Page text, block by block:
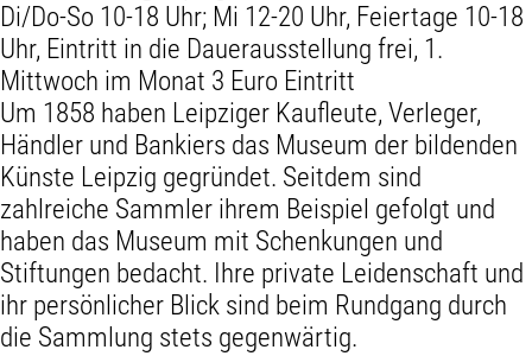
Di/Do-So 10-18 Uhr; Mi 12-20 Uhr, Feiertage 10-18
Uhr, Eintritt in die Dauerausstellung frei, 1.
Mittwoch im Monat 3 Euro Eintritt
Um 1858 haben Leipziger Kaufleute, Verleger,
Händler und Bankiers das Museum der bildenden
Künste Leipzig gegründet. Seitdem sind
zahlreiche Sammler ihrem Beispiel gefolgt und
haben das Museum mit Schenkungen und
Stiftungen bedacht. Ihre private Leidenschaft und
ihr persönlicher Blick sind beim Rundgang durch
die Sammlung stets gegenwärtig.